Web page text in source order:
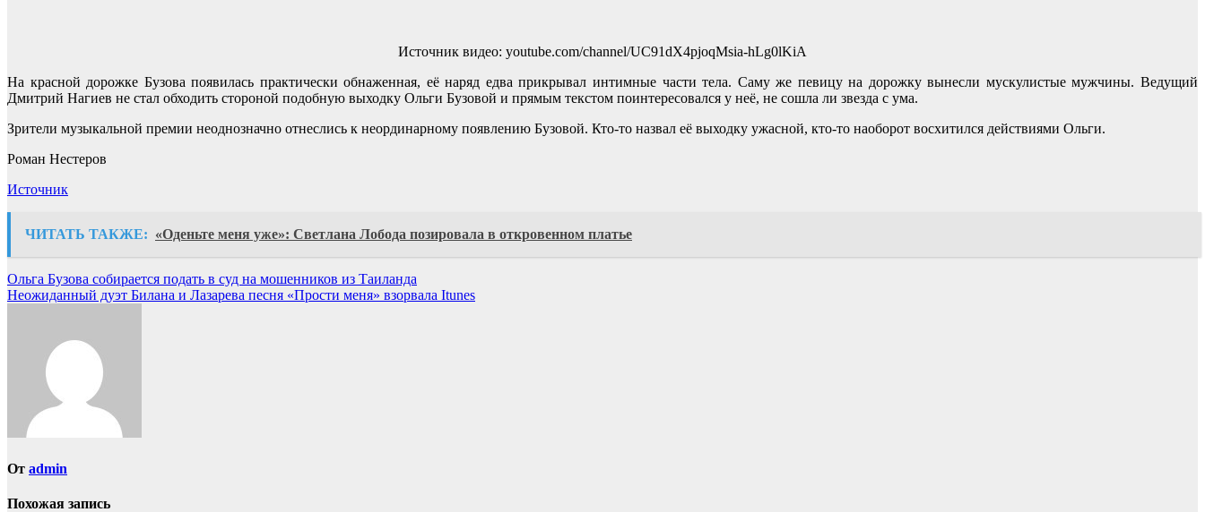
Источник видео: youtube.com/channel/UC91dX4pjoqMsia-hLg0lKiA
На красной дорожке Бузова появилась практически обнаженная, её наряд едва прикрывал интимные части тела. Саму же певицу на дорожку вынесли мускулистые мужчины. Ведущий
Дмитрий Нагиев не стал обходить стороной подобную выходку Ольги Бузовой и прямым текстом поинтересовался у неё, не сошла ли звезда с ума.
Зрители музыкальной премии неоднозначно отнеслись к неординарному появлению Бузовой. Кто-то назвал её выходку ужасной, кто-то наоборот восхитился действиями Ольги.
Роман Нестеров
Источник
ЧИТАТЬ ТАКЖЕ: «Оденьте меня уже»: Светлана Лобода позировала в откровенном платье
Навигация
по
Ольга Бузова собирается подать в суд на мошенников из Таиланда
Неожиданный дуэт Билана и Лазарева песня «Прости меня» взорвала Itunes
От admin
Похожая запись